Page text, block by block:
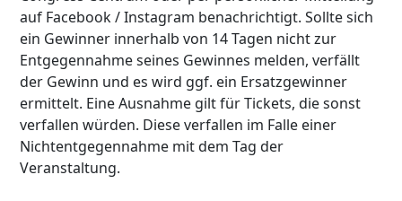
auf Facebook / Instagram benachrichtigt. Sollte sich
ein Gewinner innerhalb von 14 Tagen nicht zur
Entgegennahme seines Gewinnes melden, verfällt
der Gewinn und es wird ggf. ein Ersatzgewinner
ermittelt. Eine Ausnahme gilt für Tickets, die sonst
verfallen würden. Diese verfallen im Falle einer
Nichtentgegennahme mit dem Tag der
Veranstaltung.